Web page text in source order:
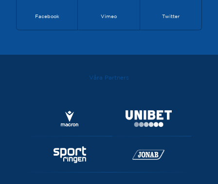
Facebook Vimeo Twitter
Våra Partners